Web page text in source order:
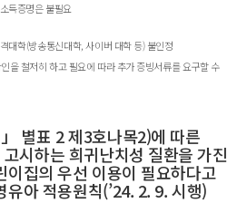
득증명은 불필요
대학(방송통신대학, 사이버 대학 등) 불인정
을 철저히 하고 필요에 따라 추가 증빙서류를 요구할 수
별표 2 제3호나목2)에 따른
시하는 희귀난치성 질환을 가진
집의 우선 이용이 필요하다고
아 적용원칙(’24. 2. 9. 시행)